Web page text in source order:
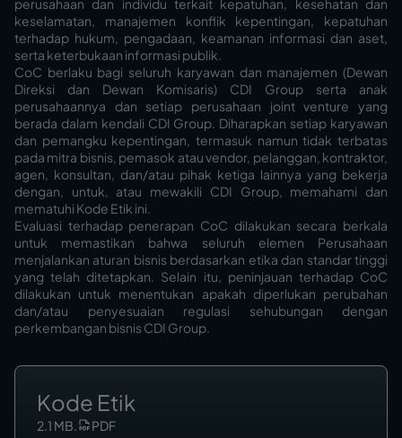
perusahaan dan individu terkait kepatuhan, kesehatan dan
keselamatan, manajemen konflik kepentingan, kepatuhan
terhadap hukum, pengadaan, keamanan informasi dan aset,
serta keterbukaan informasi publik.
CoC berlaku bagi seluruh karyawan dan manajemen (Dewan
Direksi dan Dewan Komisaris) CDI Group serta anak
perusahaannya dan setiap perusahaan joint venture yang
berada dalam kendali CDI Group. Diharapkan setiap karyawan
dan pemangku kepentingan, termasuk namun tidak terbatas
pada mitra bisnis, pemasok atau vendor, pelanggan, kontraktor,
agen, konsultan, dan/atau pihak ketiga lainnya yang bekerja
dengan, untuk, atau mewakili CDI Group, memahami dan
mematuhi Kode Etik ini.
Evaluasi terhadap penerapan CoC dilakukan secara berkala
untuk memastikan bahwa seluruh elemen Perusahaan
menjalankan aturan bisnis berdasarkan etika dan standar tinggi
yang telah ditetapkan. Selain itu, peninjauan terhadap CoC
dilakukan untuk menentukan apakah diperlukan perubahan
dan/atau penyesuaian regulasi sehubungan dengan
perkembangan bisnis CDI Group.
Kode Etik
2.1 MB. PDF